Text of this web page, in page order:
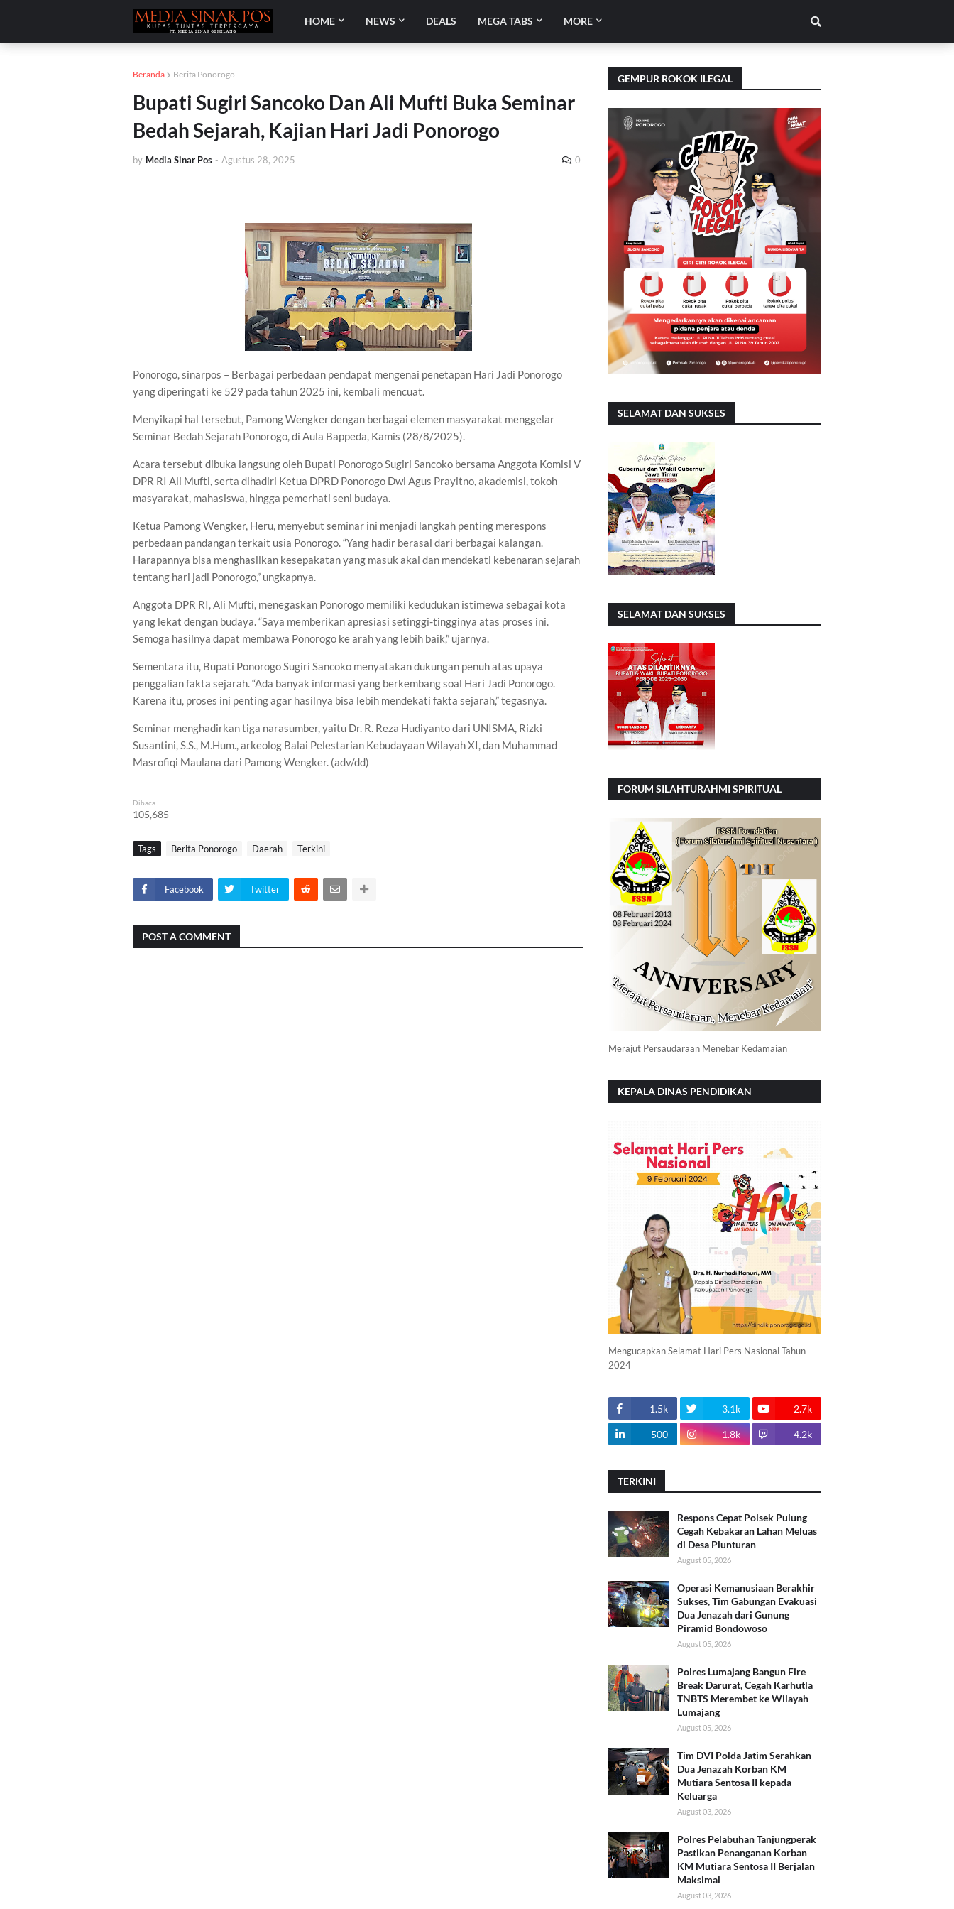
HOME NEWS DEALS MEGA TABS MORE
Beranda Berita Ponorogo
Bupati Sugiri Sancoko Dan Ali Mufti Buka Seminar
Bedah Sejarah, Kajian Hari Jadi Ponorogo
by Media Sinar Pos - Agustus 28, 2025 0
Ponorogo, sinarpos – Berbagai perbedaan pendapat mengenai penetapan Hari Jadi Ponorogo
yang diperingati ke 529 pada tahun 2025 ini, kembali mencuat.
Menyikapi hal tersebut, Pamong Wengker dengan berbagai elemen masyarakat menggelar
Seminar Bedah Sejarah Ponorogo, di Aula Bappeda, Kamis (28/8/2025).
Acara tersebut dibuka langsung oleh Bupati Ponorogo Sugiri Sancoko bersama Anggota Komisi V
DPR RI Ali Mufti, serta dihadiri Ketua DPRD Ponorogo Dwi Agus Prayitno, akademisi, tokoh
masyarakat, mahasiswa, hingga pemerhati seni budaya.
Ketua Pamong Wengker, Heru, menyebut seminar ini menjadi langkah penting merespons
perbedaan pandangan terkait usia Ponorogo. “Yang hadir berasal dari berbagai kalangan.
Harapannya bisa menghasilkan kesepakatan yang masuk akal dan mendekati kebenaran sejarah
tentang hari jadi Ponorogo,” ungkapnya.
Anggota DPR RI, Ali Mufti, menegaskan Ponorogo memiliki kedudukan istimewa sebagai kota
yang lekat dengan budaya. “Saya memberikan apresiasi setinggi-tingginya atas proses ini.
Semoga hasilnya dapat membawa Ponorogo ke arah yang lebih baik,” ujarnya.
Sementara itu, Bupati Ponorogo Sugiri Sancoko menyatakan dukungan penuh atas upaya
penggalian fakta sejarah. “Ada banyak informasi yang berkembang soal Hari Jadi Ponorogo.
Karena itu, proses ini penting agar hasilnya bisa lebih mendekati fakta sejarah,” tegasnya.
Seminar menghadirkan tiga narasumber, yaitu Dr. R. Reza Hudiyanto dari UNISMA, Rizki
Susantini, S.S., M.Hum., arkeolog Balai Pelestarian Kebudayaan Wilayah XI, dan Muhammad
Masrofiqi Maulana dari Pamong Wengker. (adv/dd)
Dibaca
105,685
Tags Berita Ponorogo Daerah Terkini
Facebook Twitter
POST A COMMENT
GEMPUR ROKOK ILEGAL
SELAMAT DAN SUKSES
SELAMAT DAN SUKSES
FORUM SILAHTURAHMI SPIRITUAL
Merajut Persaudaraan Menebar Kedamaian
KEPALA DINAS PENDIDIKAN
Mengucapkan Selamat Hari Pers Nasional Tahun
2024
1.5k 3.1k 2.7k
500 1.8k 4.2k
TERKINI
Respons Cepat Polsek Pulung
Cegah Kebakaran Lahan Meluas
di Desa Plunturan
August 05, 2026
Operasi Kemanusiaan Berakhir
Sukses, Tim Gabungan Evakuasi
Dua Jenazah dari Gunung
Piramid Bondowoso
August 05, 2026
Polres Lumajang Bangun Fire
Break Darurat, Cegah Karhutla
TNBTS Merembet ke Wilayah
Lumajang
August 05, 2026
Tim DVI Polda Jatim Serahkan
Dua Jenazah Korban KM
Mutiara Sentosa II kepada
Keluarga
August 03, 2026
Polres Pelabuhan Tanjungperak
Pastikan Penanganan Korban
KM Mutiara Sentosa II Berjalan
Maksimal
August 03, 2026